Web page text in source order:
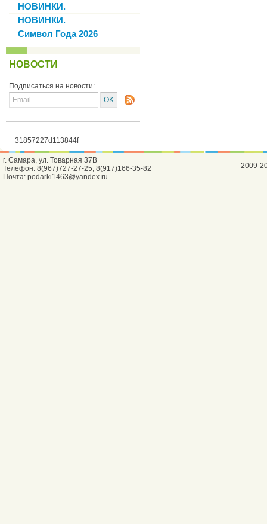
НОВИНКИ.
НОВИНКИ.
Символ Года 2026
НОВОСТИ
Подписаться на новости:
31857227d113844f
г. Самара, ул. Товарная 37В
Телефон: 8(967)727-27-25; 8(917)166-35-82
Почта: podarki1463@yandex.ru
2009-